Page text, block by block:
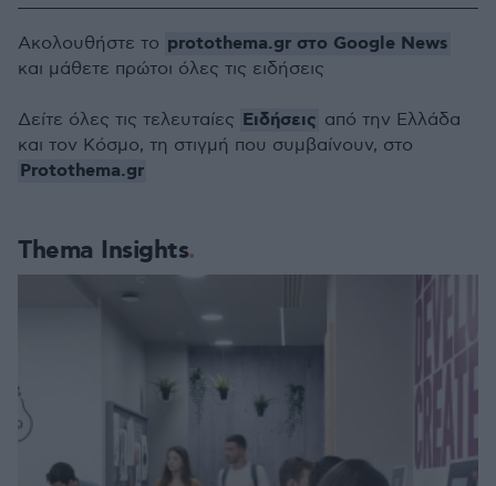
Thema Insights
Ακολουθήστε το protothema.gr στο Google News
και μάθετε πρώτοι όλες τις ειδήσεις
Δείτε όλες τις τελευταίες Ειδήσεις από την Ελλάδα
και τον Κόσμο, τη στιγμή που συμβαίνουν, στο
Protothema.gr